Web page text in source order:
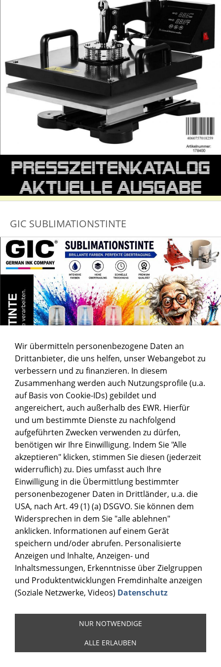
GIC SUBLIMATIONSTINTE
Wir übermitteln personenbezogene Daten an
Drittanbieter, die uns helfen, unser Webangebot zu
verbessern und zu finanzieren. In diesem
Zusammenhang werden auch Nutzungsprofile (u.a.
auf Basis von Cookie-IDs) gebildet und
angereichert, auch außerhalb des EWR. Hierfür
und um bestimmte Dienste zu nachfolgend
aufgeführten Zwecken verwenden zu dürfen,
benötigen wir Ihre Einwilligung. Indem Sie "Alle
akzeptieren" klicken, stimmen Sie diesen (jederzeit
widerruflich) zu. Dies umfasst auch Ihre
Einwilligung in die Übermittlung bestimmter
personenbezogener Daten in Drittländer, u.a. die
USA, nach Art. 49 (1) (a) DSGVO. Sie können dem
Widersprechen in dem Sie "alle ablehnen"
anklicken. Informationen auf einem Gerät
speichern und/oder abrufen. Personalisierte
Anzeigen und Inhalte, Anzeigen- und
Inhaltsmessungen, Erkenntnisse über Zielgruppen
und Produktentwicklungen Fremdinhalte anzeigen
(Soziale Netzwerke, Videos) Datenschutz
NUR NOTWENDIGE
ALLE ERLAUBEN